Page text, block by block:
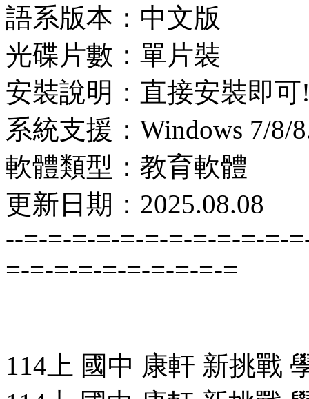
語系版本：中文版
光碟片數：單片裝
安裝說明：直接安裝即可
系統支援：Windows 7/8/
軟體類型：教育軟體
更新日期：2025.08.08
--=-=-=-=-=-=-=-=-=-=-=-
=-=-=-=-=-=-=-=-=-=
114上 國中 康軒 新挑戰